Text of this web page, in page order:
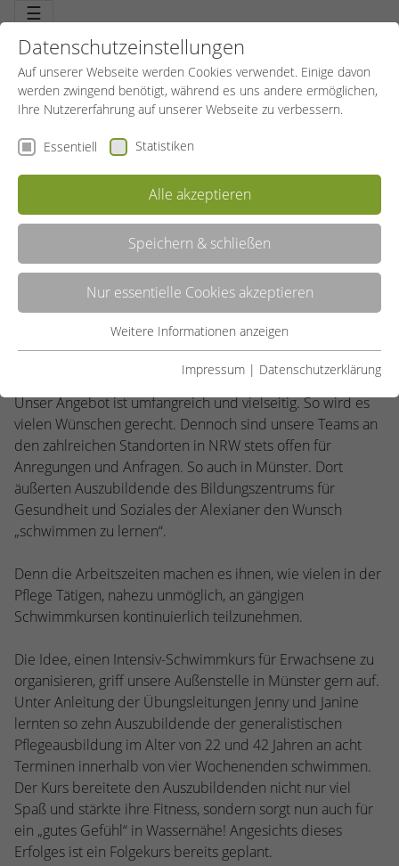
☰
WIE UNSERE AUSSENSTELLE MÜNSTER P
FLEGEAUSZUBILDENDEN DAS S
CHWIMMEN LEHRT
23.04.2024 SportBildungswerk Allgemein
Auf Wunsch des Bildungszentrums für Gesundheit und
Soziales der Alexianer, hat unsere Außenstelle in Münster
einen maßgeschneiderten Intensiv-Schwimmkurs ins Leben
Unser Angebot ist umfangreich und vielseitig. So wird es
vielen Wünschen gerecht. Dennoch sind unsere Teams an
den zahlreichen Standorten in NRW stets offen für
Anregungen und Anfragen. So auch in Münster. Dort
äußerten Auszubildende des Bildungszentrums für
Gesundheit und Soziales der Alexianer den Wunsch
„schwimmen zu lernen“.
Denn die Arbeitszeiten machen es ihnen, wie vielen in der
Pflege Tätigen, nahezu unmöglich, an gängigen
Schwimmkursen kontinuierlich teilzunehmen.
Die Idee, einen Intensiv-Schwimmkurs für Erwachsene zu
organisieren, griff unsere Außenstelle in Münster gern auf.
Unter Anleitung der Übungsleitungen Jenny und Janine
lernten so zehn Auszubildende der generalistischen
Pflegeausbildung im Alter von 22 und 42 Jahren an acht
Terminen innerhalb von vier Wochenenden schwimmen.
Der Kurs bereitete den Auszubildenden nicht nur viel
Spaß und stärkte ihre Fitness, sondern sorgt nun auch für
ein „gutes Gefühl“ in Wassernähe! Angesichts dieses
Erfolges ist ein Folgekurs bereits geplant.
Datenschutzeinstellungen
Auf unserer Webseite werden Cookies verwendet. Einige davon
werden zwingend benötigt, während es uns andere ermöglichen,
Ihre Nutzererfahrung auf unserer Webseite zu verbessern.
Essentiell Statistiken
Alle akzeptieren
Speichern & schließen
Nur essentielle Cookies akzeptieren
Essentielle Cookies werden für grundlegende Funktionen der
Webseite einwandfrei funktioniert.
Name cookie_optin
Anbieter TYPO3
Laufzeit 1 Jahr
Zweck
Einstellungen.
Anbieter TYPO3
Laufzeit Sitzungsende
Zweck
Dieses Cookie ist ein Standard-Session-
Cookie von TYPO3. Es speichert im Falle
eines Benutzer-Logins die Session-ID. So
kann der eingeloggte Benutzer
wiedererkannt werden und es wird ihm
Zugang zu geschützten Bereichen gewährt.
Cookie-Informationen anzeigen
Statistiken
Diese Gruppe beinhaltet alle Skripte für analytisches Tracking
und zugehörige Cookies. Es hilft uns die Nutzererfahrung der
Name _ga
Anbieter Google Analytics
Laufzeit 2 Jahre
Zweck
Dieses Cookie wird von Google Analytics
installiert. Das Cookie wird verwendet, um
Besucher-, Sitzungs- und Kampagnendaten
zu berechnen und die Nutzung der
Website für den Analysebericht der
Website zu verfolgen. Die Cookies
speichern Informationen anonym und
weisen eine randoly generierte Nummer
zu, um eindeutige Besucher zu
Cookie-Informationen anzeigen
Weitere Informationen anzeigen
Impressum | Datenschutzerklärung